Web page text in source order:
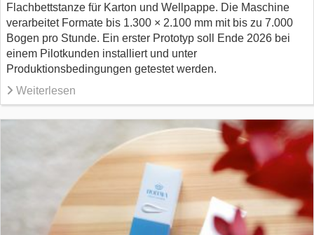
Flachbettstanze für Karton und Wellpappe. Die Maschine
verarbeitet Formate bis 1.300 × 2.100 mm mit bis zu 7.000
Bogen pro Stunde. Ein erster Prototyp soll Ende 2026 bei
einem Pilotkunden installiert und unter
Produktionsbedingungen getestet werden.
Weiterlesen